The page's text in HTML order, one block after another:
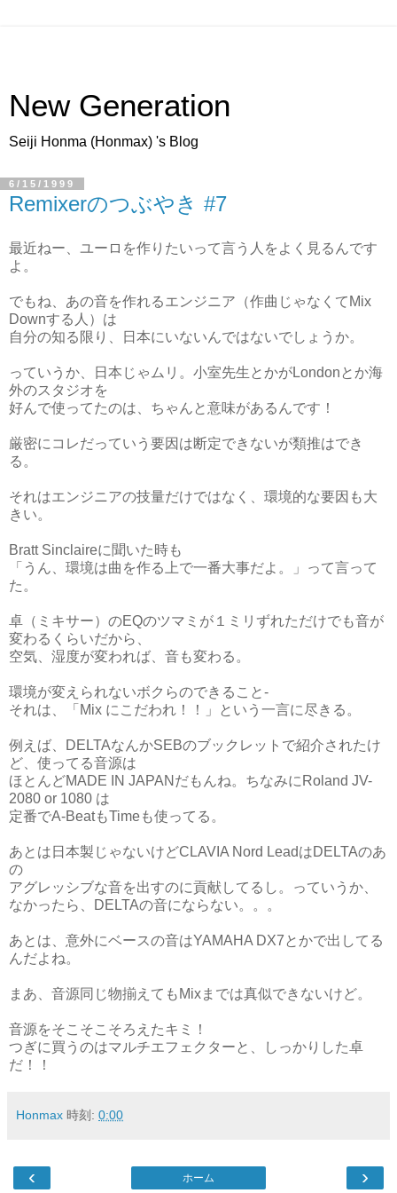
New Generation
Seiji Honma (Honmax) 's Blog
6/15/1999
Remixerのつぶやき #7
最近ねー、ユーロを作りたいって言う人をよく見るんです
よ。
でもね、あの音を作れるエンジニア（作曲じゃなくてMix
Downする人）は
自分の知る限り、日本にいないんではないでしょうか。
っていうか、日本じゃムリ。小室先生とかがLondonとか海
外のスタジオを
好んで使ってたのは、ちゃんと意味があるんです！
厳密にコレだっていう要因は断定できないが類推はでき
る。
それはエンジニアの技量だけではなく、環境的な要因も大
きい。
Bratt Sinclaireに聞いた時も
「うん、環境は曲を作る上で一番大事だよ。」って言って
た。
卓（ミキサー）のEQのツマミが１ミリずれただけでも音が
変わるくらいだから、
空気、湿度が変われば、音も変わる。
環境が変えられないボクらのできること-
それは、「Mix にこだわれ！！」という一言に尽きる。
例えば、DELTAなんかSEBのブックレットで紹介されたけ
ど、使ってる音源は
ほとんどMADE IN JAPANだもんね。ちなみにRoland JV-
2080 or 1080 は
定番でA-BeatもTimeも使ってる。
あとは日本製じゃないけどCLAVIA Nord LeadはDELTAのあ
の
アグレッシブな音を出すのに貢献してるし。っていうか、
なかったら、DELTAの音にならない。。。
あとは、意外にベースの音はYAMAHA DX7とかで出してる
んだよね。
まあ、音源同じ物揃えてもMixまでは真似できないけど。
音源をそこそこそろえたキミ！
つぎに買うのはマルチエフェクターと、しっかりした卓
だ！！
Honmax 時刻: 0:00
‹ ›
ホーム